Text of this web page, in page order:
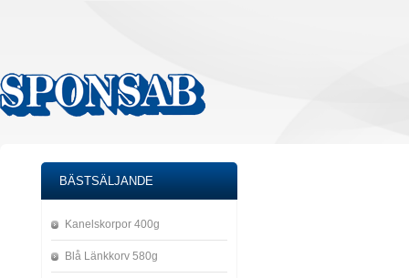
BÄSTSÄLJANDE
Kanelskorpor 400g
Blå Länkkorv 580g